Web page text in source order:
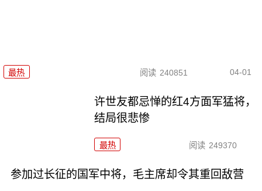
最热 阅读 240851 04-01
许世友都忌惮的红4方面军猛将，
结局很悲惨
最热 阅读 249370
参加过长征的国军中将，毛主席却令其重回敌营